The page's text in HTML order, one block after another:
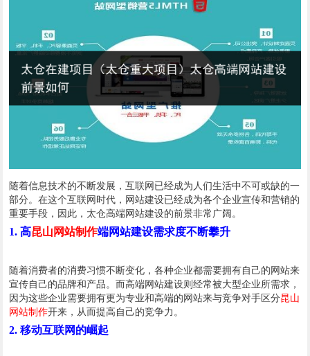
随着信息技术的不断发展，互联网已经成为人们生活中不可或缺的一
部分。在这个互联网时代，网站建设已经成为各个企业宣传和营销的
重要手段，因此， 太仓高端网站建设的前景非常广阔。
1. 高昆山网站制作端网站建设需求度不断攀升
随着消费者的消费习惯不断变化，各种企业都需要拥有自己的网站来
宣传自己的品牌和产品。而高端网站建设则经常被大型企业所需求，
因为这些企业需要拥有更为专业和高端的网站来与竞争对手区分昆山
网站制作开来，从而提高自己的竞争力。
2. 移动互联网的崛起